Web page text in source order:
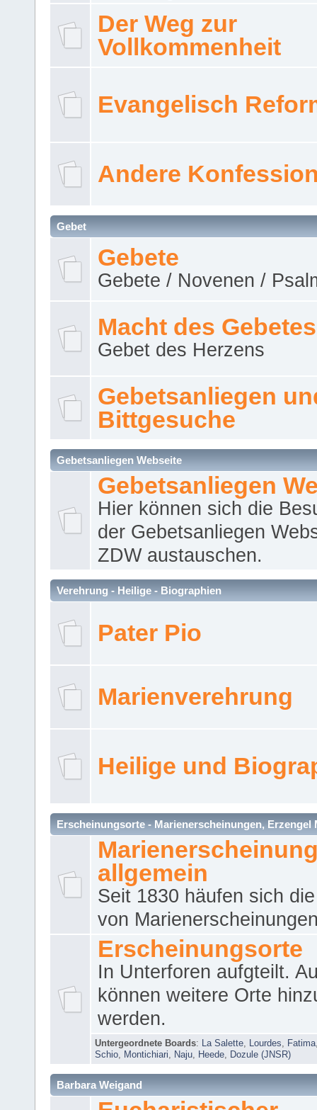
Der Weg zur
Vollkommenheit
Evangelisch
Andere
Gebet
Gebete
Gebete / Novenen /
Macht des Gebetes
Gebet des Herzens
Gebetsanliegen
Bittgesuche
Gebetsanliegen Webseite
Gebetsanliegen
Hier können sich die
der Gebetsanliegen
ZDW austauschen.
Verehrung - Heilige - Biographien
Pater Pio
Marienverehrung
Heilige und
Erscheinungsorte - Marienerscheinungen, Erzengel
allgemein
Seit 1830 häufen sich
von
Erscheinungsorte
In Unterforen aufgteilt.
können weitere Orte
werden.
Untergeordnete Boards: La Salette Lourdes Fatima
Schio
Montichiari Naju Heede Dozule (JNSR)
Barbara Weigand